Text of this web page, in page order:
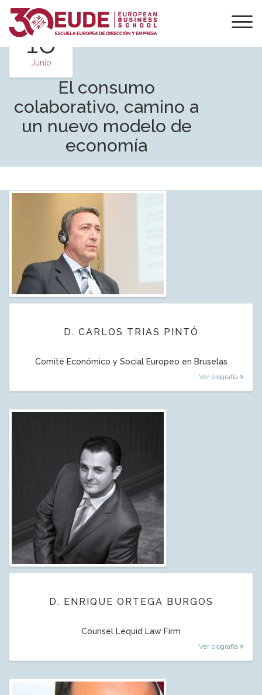
16
Junio
El consumo
colaborativo, camino a
un nuevo modelo de
economía
D. CARLOS TRIAS PINTÓ
Comité Económico y Social Europeo en Bruselas
Ver biografía
D. ENRIQUE ORTEGA BURGOS
Counsel Lequid Law Firm
Ver biografía